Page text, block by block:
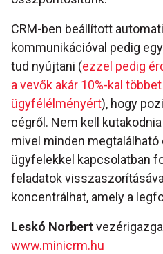
CRM-ben beállított
kommunikációval pedig
tud nyújtani (ezzel pedig
a vevők akár 10%-kal
ügyfélélményért), hogy
cégről. Nem kell
mivel minden
ügyfelekkel kapcsolatban
feladatok
koncentrálhat, amely a
Leskó Norbert
www.minicrm.hu